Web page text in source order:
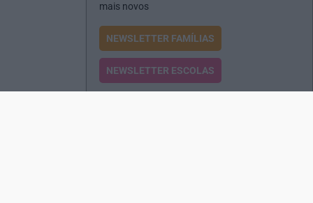
mais novos
NEWSLETTER FAMÍLIAS
NEWSLETTER ESCOLAS